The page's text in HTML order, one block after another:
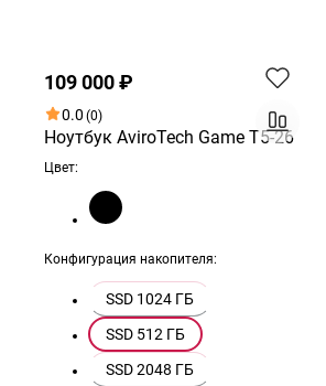
109 000 ₽
0.0 (0)
Ноутбук AviroTech Game T5-26
Цвет:
Конфигурация накопителя:
SSD 1024 ГБ
SSD 512 ГБ
SSD 2048 ГБ